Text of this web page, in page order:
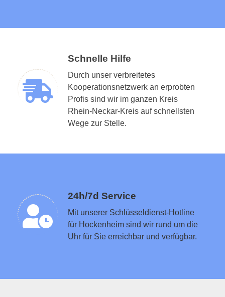
Schnelle Hilfe
Durch unser verbreitetes
Kooperationsnetzwerk an erprobten
Profis sind wir im ganzen Kreis
Rhein-Neckar-Kreis auf schnellsten
Wege zur Stelle.
24h/7d Service
Mit unserer Schlüsseldienst-Hotline
für Hockenheim sind wir rund um die
Uhr für Sie erreichbar und verfügbar.
Schlüsseldienst in der Nähe vermitteln